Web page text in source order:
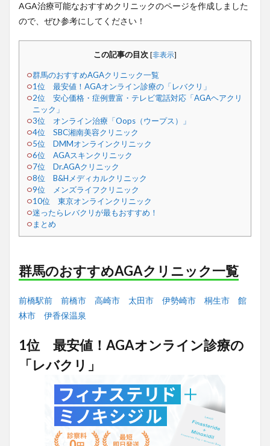
AGA治療可能なおすすめクリニックのページを作成しました
ので、ぜひ参考にしてください！
この記事の目次 [非表示]
群馬のおすすめAGAクリニック一覧
1位 最安値！AGAオンライン診療の「レバクリ」
2位 安心価格・症例豊富・テレビ電話対応「AGAヘアクリ
ニック」
3位 オンライン治療「Oops（ウープス）」
4位 SBC湘南美容クリニック
5位 DMMオンラインクリニック
6位 AGAスキンクリニック
7位 Dr.AGAクリニック
8位 B&Hメディカルクリニック
9位 メンズライフクリニック
10位 東京オンラインクリニック
迷ったらレバクリが最もおすすめ！
まとめ
群馬のおすすめAGAクリニック一覧
前橋駅前 前橋市 高崎市 太田市 伊勢崎市 桐生市
館
林市
伊香保温泉
1位 最安値！AGAオンライン診療の
「レバクリ」